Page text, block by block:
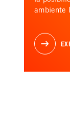
ambiente